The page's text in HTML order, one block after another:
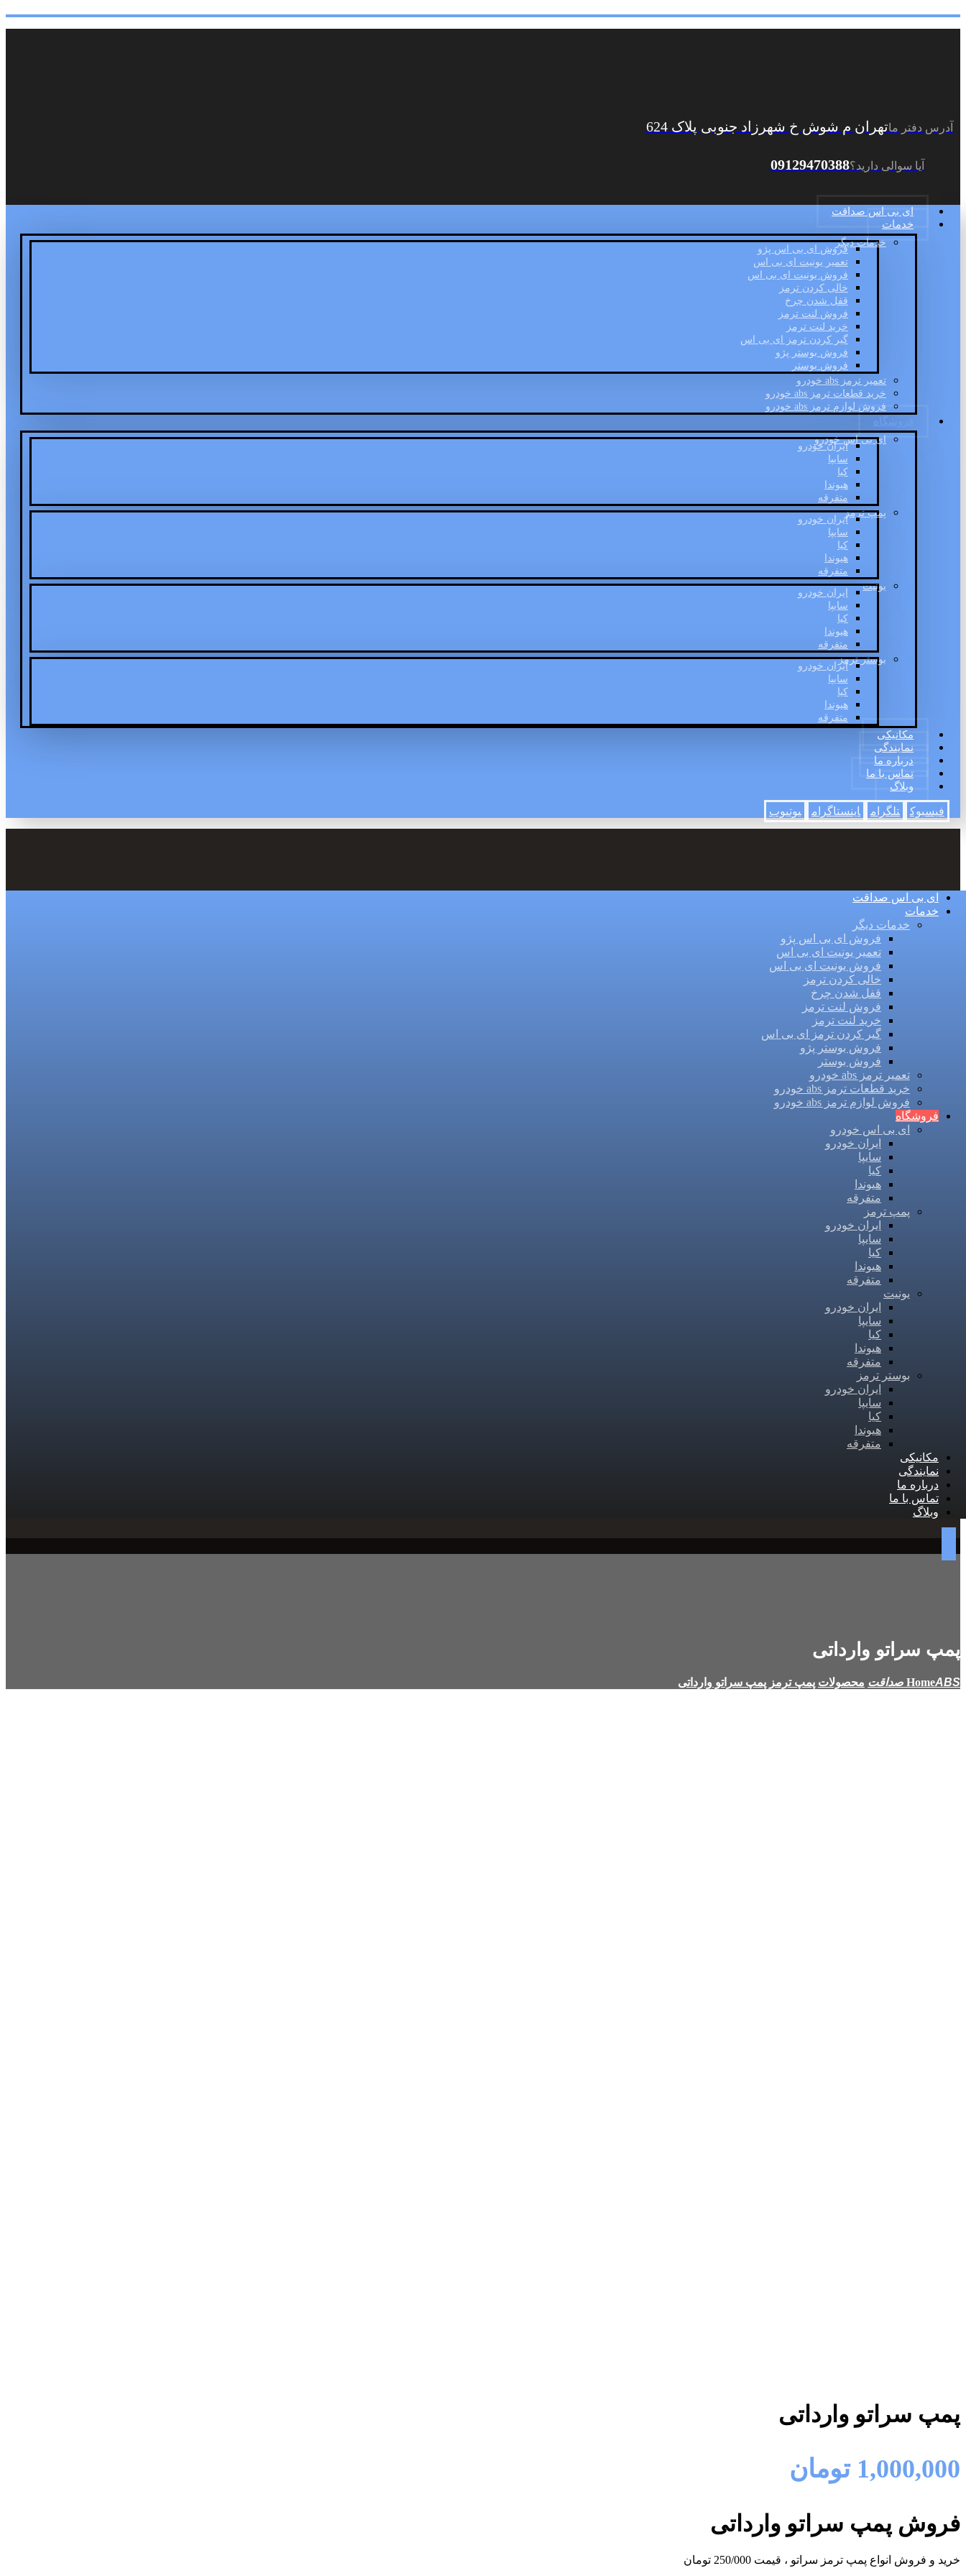
آدرس دفتر ماتهران م شوش خ شهرزاد جنوبی پلاک 624
آیا سوالی دارید؟09129470388
ای بی اس صداقت
خدمات
خدمات دیگر
فروش ای بی اس پژو
تعمیر یونیت ای بی اس
فروش یونیت ای بی اس
خالی کردن ترمز
قفل شدن چرخ
فروش لنت ترمز
خرید لنت ترمز
گیر کردن ترمز ای بی اس
فروش بوستر پژو
فروش بوستر
تعمیر ترمز abs خودرو
خرید قطعات ترمز abs خودرو
فروش لوازم ترمز abs خودرو
فروشگاه
ای بی اس خودرو
ایران خودرو
سایپا
کیا
هیوندا
متفرقه
پمپ ترمز
ایران خودرو
سایپا
کیا
هیوندا
متفرقه
یونیت
ایران خودرو
سایپا
کیا
هیوندا
متفرقه
بوستر ترمز
ایران خودرو
سایپا
کیا
هیوندا
متفرقه
مکانیکی
نمایندگی
درباره ما
تماس با ما
وبلاگ
فیسبوک تلگرام اینستاگرام یوتیوب
ای بی اس صداقت
خدمات
خدمات دیگر
فروش ای بی اس پژو
تعمیر یونیت ای بی اس
فروش یونیت ای بی اس
خالی کردن ترمز
قفل شدن چرخ
فروش لنت ترمز
خرید لنت ترمز
گیر کردن ترمز ای بی اس
فروش بوستر پژو
فروش بوستر
تعمیر ترمز abs خودرو
خرید قطعات ترمز abs خودرو
فروش لوازم ترمز abs خودرو
فروشگاه
ای بی اس خودرو
ایران خودرو
سایپا
کیا
هیوندا
متفرقه
پمپ ترمز
ایران خودرو
سایپا
کیا
هیوندا
متفرقه
یونیت
ایران خودرو
سایپا
کیا
هیوندا
متفرقه
بوستر ترمز
ایران خودرو
سایپا
کیا
هیوندا
متفرقه
مکانیکی
نمایندگی
درباره ما
تماس با ما
وبلاگ
پمپ سراتو وارداتی
Home محصولات پمپ ترمز پمپ سراتو وارداتی
پمپ سراتو وارداتی
1,000,000 تومان
فروش پمپ سراتو وارداتی
خرید و فروش انواع پمپ ترمز سراتو ، قیمت 250/000 تومان